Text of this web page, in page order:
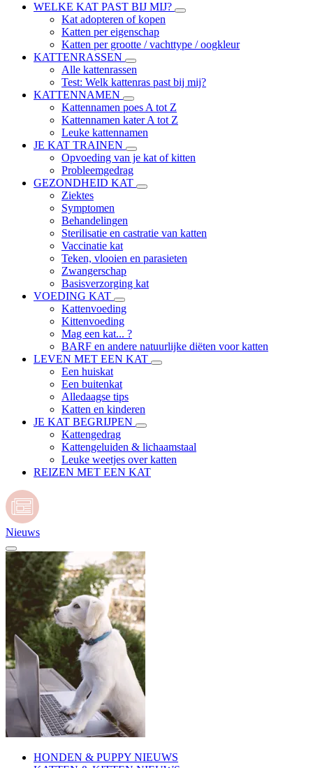
WELKE KAT PAST BIJ MIJ?
Kat adopteren of kopen
Katten per eigenschap
Katten per grootte / vachttype / oogkleur
KATTENRASSEN
Alle kattenrassen
Test: Welk kattenras past bij mij?
KATTENNAMEN
Kattennamen poes A tot Z
Kattennamen kater A tot Z
Leuke kattennamen
JE KAT TRAINEN
Opvoeding van je kat of kitten
Probleemgedrag
GEZONDHEID KAT
Ziektes
Symptomen
Behandelingen
Sterilisatie en castratie van katten
Vaccinatie kat
Teken, vlooien en parasieten
Zwangerschap
Basisverzorging kat
VOEDING KAT
Kattenvoeding
Kittenvoeding
Mag een kat... ?
BARF en andere natuurlijke diëten voor katten
LEVEN MET EEN KAT
Een huiskat
Een buitenkat
Alledaagse tips
Katten en kinderen
JE KAT BEGRIJPEN
Kattengedrag
Kattengeluiden & lichaamstaal
Leuke weetjes over katten
REIZEN MET EEN KAT
Nieuws
HONDEN & PUPPY NIEUWS